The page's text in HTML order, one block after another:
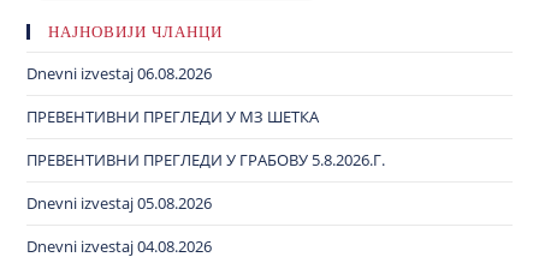
НАЈНОВИЈИ ЧЛАНЦИ
Dnevni izvestaj 06.08.2026
ПРЕВЕНТИВНИ ПРЕГЛЕДИ У МЗ ШЕТКА
ПРЕВЕНТИВНИ ПРЕГЛЕДИ У ГРАБОВУ 5.8.2026.Г.
Dnevni izvestaj 05.08.2026
Dnevni izvestaj 04.08.2026